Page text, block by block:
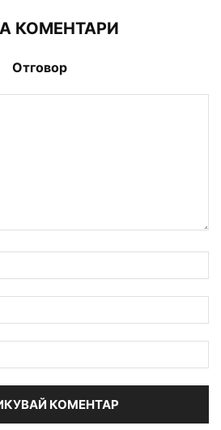
КОМЕНТАРИ
Отговор